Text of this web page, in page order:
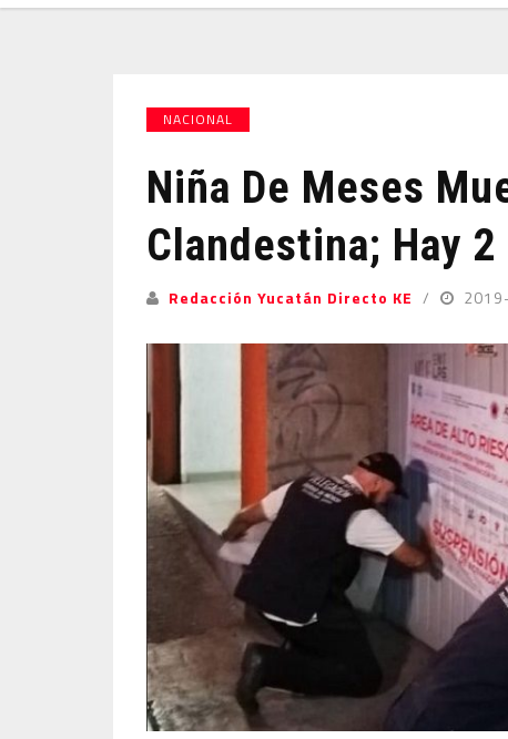
NACIONAL
Niña De Meses
Clandestina; Hay
Redacción Yucatán Directo KE